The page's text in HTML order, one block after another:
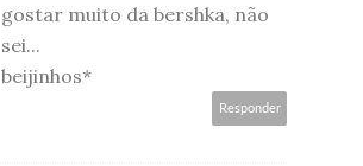
gostar muito da bershka, não
sei...
beijinhos*
Responder